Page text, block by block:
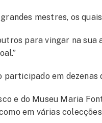
mestres, os
para vingar na
participado em
e do Museu Maria
em várias